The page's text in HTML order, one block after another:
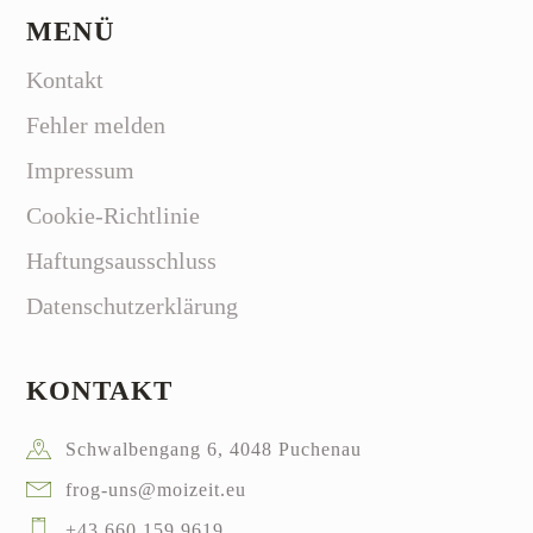
MENÜ
Kontakt
Fehler melden
Impressum
Cookie-Richtlinie
Haftungsausschluss
Datenschutzerklärung
KONTAKT
Schwalbengang 6, 4048 Puchenau
frog-uns@moizeit.eu